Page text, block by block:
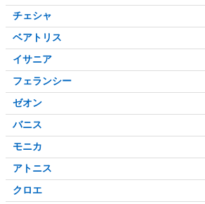
チェシャ
ベアトリス
イサニア
フェランシー
ゼオン
バニス
モニカ
アトニス
クロエ